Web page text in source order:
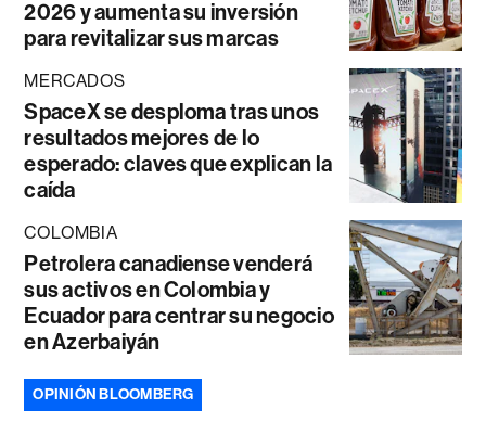
2026 y aumenta su inversión
para revitalizar sus marcas
MERCADOS
SpaceX se desploma tras unos
resultados mejores de lo
esperado: claves que explican la
caída
COLOMBIA
Petrolera canadiense venderá
sus activos en Colombia y
Ecuador para centrar su negocio
en Azerbaiyán
OPINIÓN BLOOMBERG